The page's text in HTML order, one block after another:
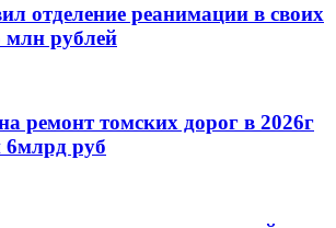
отделение реанимации в своих
млн рублей
ремонт томских дорог в 2026г
6млрд руб